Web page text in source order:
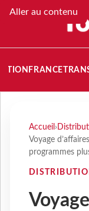
Aller au contenu
FRANCE
Accueil ›
Voyage
programmes